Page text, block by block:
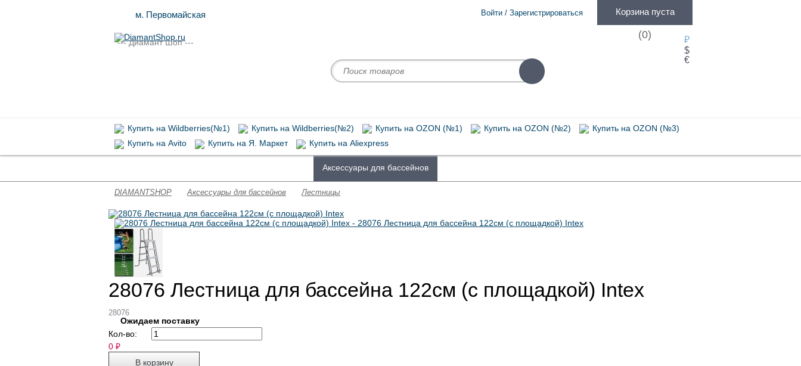
м. Первомайская Войти / Зарегистрироваться Корзина пуста
(0)
--- Диамант Шоп ---
₽
$
€
Купить на Wildberries(№1) Купить на Wildberries(№2) Купить на OZON (№1) Купить на OZON (№2)
Купить на OZON (№3)
Купить на Avito
Купить на Я. Маркет Купить на Aliexpress
Аксессуары для бассейнов
DIAMANTSHOP Аксессуары для бассейнов Лестницы
28076 Лестница для бассейна 122см (с площадкой) Intex
28076
Ожидаем поставку
Кол-во:
0 ₽